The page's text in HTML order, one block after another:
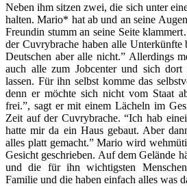
Neben ihm sitzen zwei, die sich unter
halten. Mario* hat ab und an seine
Freundin stumm an seine Seite
der Cuvrybrache haben alle Unterkünfte
Deutschen aber alle nicht.” Allerdings
auch alle zum Jobcenter und sich dort
lassen. Für ihn selbst komme das
denn er möchte sich nicht vom Staat
frei.”, sagt er mit einem Lächeln im
Zeit auf der Cuvrybrache. “Ich hab
hatte mir da ein Haus gebaut. Aber
alles platt gemacht.” Mario wird
Gesicht geschrieben. Auf dem Gelände
und die für ihn wichtigsten
Familie und die haben einfach alles was